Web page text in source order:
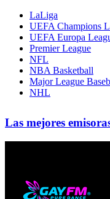
LaLiga
UEFA Champions
UEFA Europa
Premier League
NFL
NBA Basketball
Major League
NHL
Las mejores